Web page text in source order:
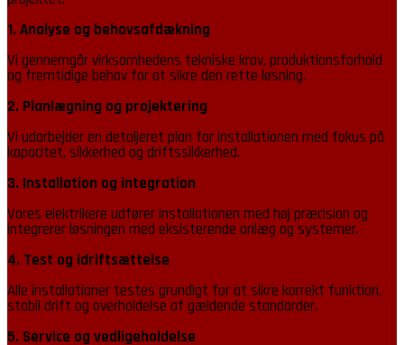
1. Analyse og behovsafdækning
Vi gennemgår virksomhedens tekniske krav, produktionsforhold
og fremtidige behov for at sikre den rette løsning.
2. Planlægning og projektering
Vi udarbejder en detaljeret plan for installationen med fokus på
kapacitet, sikkerhed og driftssikkerhed.
3. Installation og integration
Vores elektrikere udfører installationen med høj præcision og
integrerer løsningen med eksisterende anlæg og systemer.
4. Test og idriftsættelse
Alle installationer testes grundigt for at sikre korrekt funktion,
stabil drift og overholdelse af gældende standarder.
5. Service og vedligeholdelse